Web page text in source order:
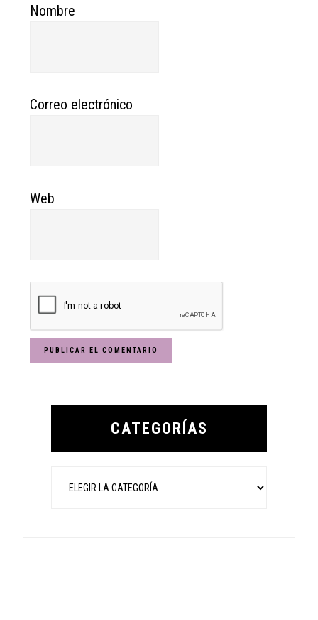
Nombre
Correo electrónico
Web
Primary
CATEGORÍAS